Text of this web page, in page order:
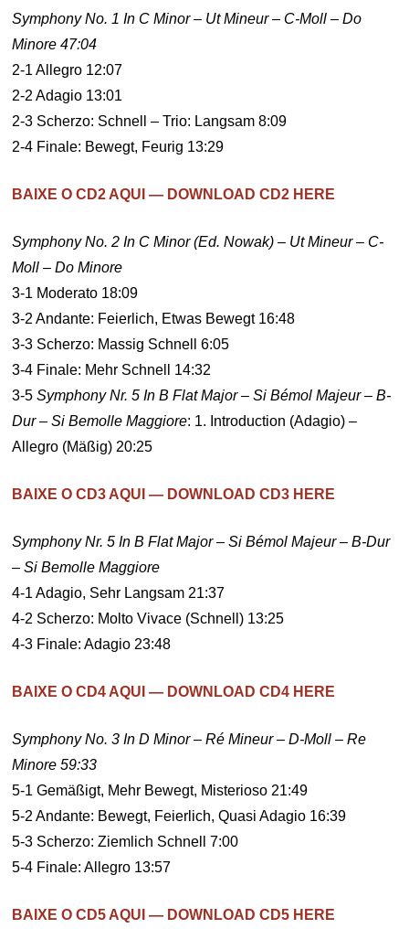
Symphony No. 1 In C Minor – Ut Mineur – C-Moll – Do
Minore 47:04
2-1 Allegro 12:07
2-2 Adagio 13:01
2-3 Scherzo: Schnell – Trio: Langsam 8:09
2-4 Finale: Bewegt, Feurig 13:29
BAIXE O CD2 AQUI — DOWNLOAD CD2 HERE
Symphony No. 2 In C Minor (Ed. Nowak) – Ut Mineur – C-
Moll – Do Minore
3-1 Moderato 18:09
3-2 Andante: Feierlich, Etwas Bewegt 16:48
3-3 Scherzo: Massig Schnell 6:05
3-4 Finale: Mehr Schnell 14:32
3-5Symphony Nr. 5 In B Flat Major – Si Bémol Majeur – B-
Dur – Si Bemolle Maggiore: 1. Introduction (Adagio) –
Allegro (Mäßig) 20:25
BAIXE O CD3 AQUI — DOWNLOAD CD3 HERE
Symphony Nr. 5 In B Flat Major – Si Bémol Majeur – B-Dur
– Si Bemolle Maggiore
4-1 Adagio, Sehr Langsam 21:37
4-2 Scherzo: Molto Vivace (Schnell) 13:25
4-3 Finale: Adagio 23:48
BAIXE O CD4 AQUI — DOWNLOAD CD4 HERE
Symphony No. 3 In D Minor – Ré Mineur – D-Moll – Re
Minore 59:33
5-1 Gemäßigt, Mehr Bewegt, Misterioso 21:49
5-2 Andante: Bewegt, Feierlich, Quasi Adagio 16:39
5-3 Scherzo: Ziemlich Schnell 7:00
5-4 Finale: Allegro 13:57
BAIXE O CD5 AQUI — DOWNLOAD CD5 HERE